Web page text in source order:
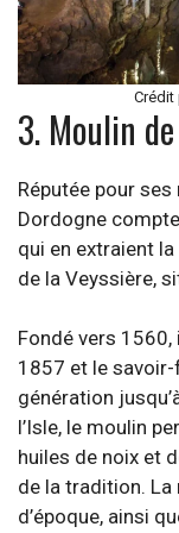
Crédit
3. Moulin
Réputée pour ses
Dordogne
qui en extraient
de la Veyssière,
Fondé vers
1857 et le
génération
l’Isle, le moulin
huiles de noix et
de la tradition. La
d’époque, ainsi